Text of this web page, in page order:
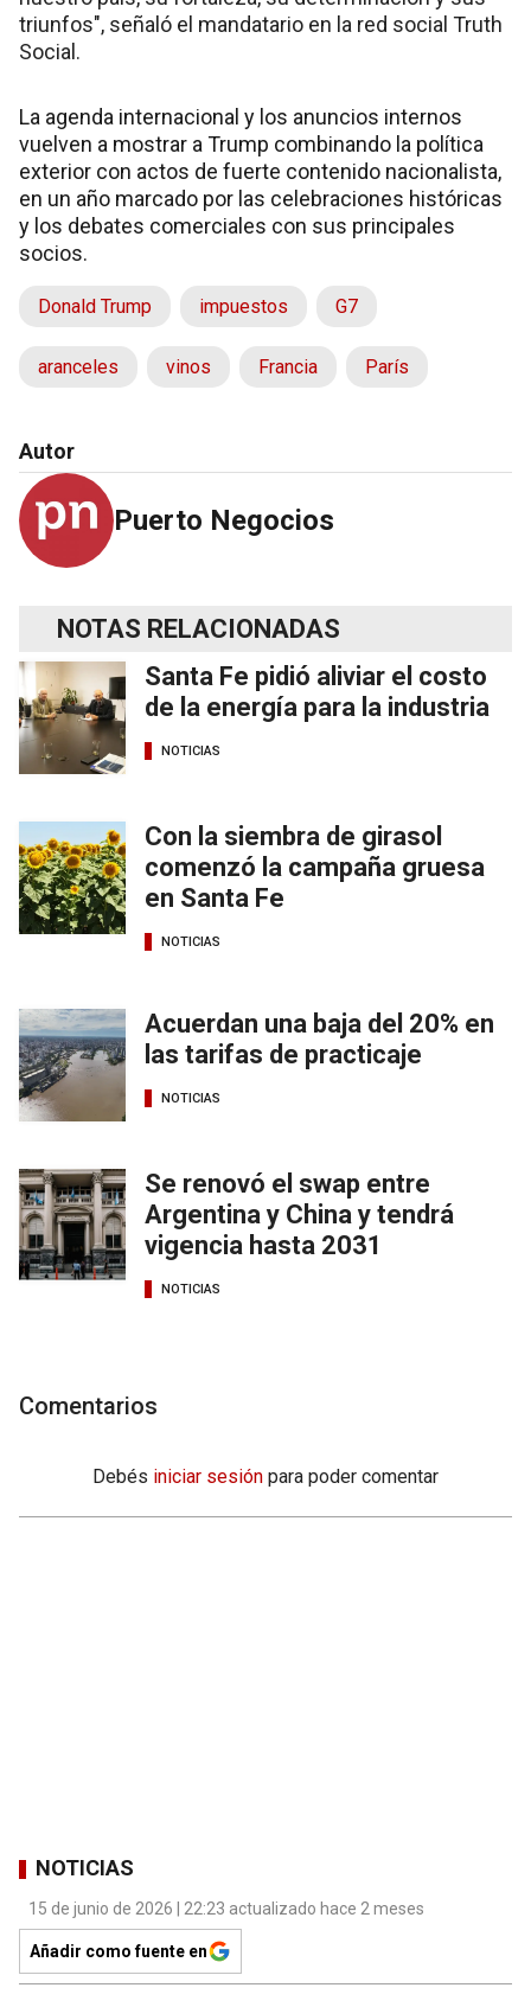
triunfos", señaló el mandatario en la red social Truth
Social.
La agenda internacional y los anuncios internos
vuelven a mostrar a Trump combinando la política
exterior con actos de fuerte contenido nacionalista,
en un año marcado por las celebraciones históricas
y los debates comerciales con sus principales
socios.
Donald Trump impuestos G7
aranceles vinos Francia París
Autor
Puerto Negocios
NOTAS RELACIONADAS
Santa Fe pidió aliviar el costo
de la energía para la industria
NOTICIAS
Con la siembra de girasol
comenzó la campaña gruesa
en Santa Fe
NOTICIAS
Acuerdan una baja del 20% en
las tarifas de practicaje
NOTICIAS
Se renovó el swap entre
Argentina y China y tendrá
vigencia hasta 2031
NOTICIAS
Comentarios
Debés iniciar sesión para poder comentar
NOTICIAS
15 de junio de 2026 | 22:23 actualizado hace 2 meses
Añadir como fuente en